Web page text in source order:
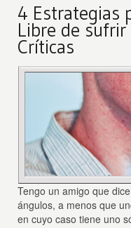
4 Estrategias
Libre de sufrir
Críticas
Tengo un amigo que
ángulos, a menos que
en cuyo caso tiene uno